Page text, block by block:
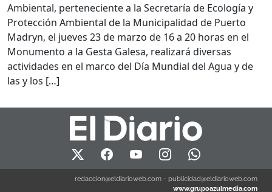
Ambiental, perteneciente a la Secretaría de Ecología y
Protección Ambiental de la Municipalidad de Puerto
Madryn, el jueves 23 de marzo de 16 a 20 horas en el
Monumento a la Gesta Galesa, realizará diversas
actividades en el marco del Día Mundial del Agua y de
las y los […]
redaccion@eldiarioweb.com - publicidad@eldiarioweb.com
www.grupoazulmedia.com